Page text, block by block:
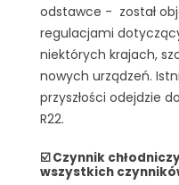
odstawce - został
regulacjami
niektórych krajach,
nowych urządzeń.
przyszłości odejdzie
R22.
☑️ Czynnik
wszystkich